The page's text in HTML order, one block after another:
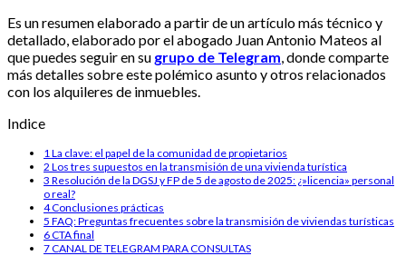
Es un resumen elaborado a partir de un artículo más técnico y
detallado, elaborado por el abogado Juan Antonio Mateos al
que puedes seguir en su grupo de Telegram , donde comparte
más detalles sobre este polémico asunto y otros relacionados
con los alquileres de inmuebles.
Indice
1 La clave: el papel de la comunidad de propietarios
2 Los tres supuestos en la transmisión de una vivienda turística
3 Resolución de la DGSJ y FP de 5 de agosto de 2025: ¿»licencia» personal
o real?
4Conclusiones prácticas
5 FAQ: Preguntas frecuentes sobre la transmisión de viviendas turísticas
6CTA final
7CANAL DE TELEGRAM PARA CONSULTAS